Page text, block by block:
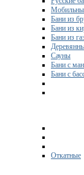
Бани из
Бани из
Бани из
Сауны
Бани с
Бани с
Откатные